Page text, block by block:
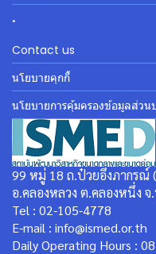
.
Contact us
นโยบายคุกกี้
นโยบายการคุ้มครองข้อมูลส่ว
99 หมู่ 18 ถ.ป๋วยอึ๊งภากรณ์
อ.คลองหลวง ต.คลองหนึ่ง
Tel : 02-105-4778
E-mail : info@ismed.or.th
Daily Operating Hours :